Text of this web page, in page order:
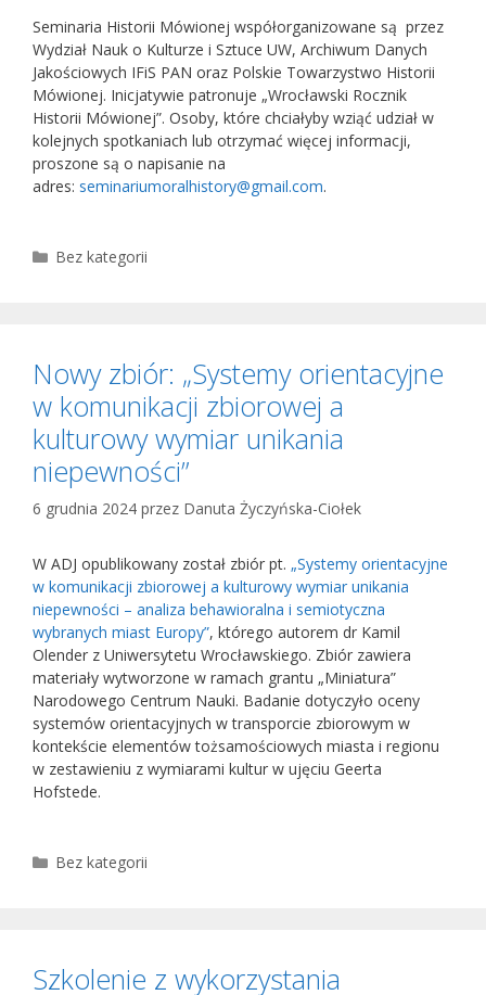
Seminaria Historii Mówionej współorganizowane są przez
Wydział Nauk o Kulturze i Sztuce UW, Archiwum Danych
Jakościowych IFiS PAN oraz Polskie Towarzystwo Historii
Mówionej. Inicjatywie patronuje „Wrocławski Rocznik
Historii Mówionej”. Osoby, które chciałyby wziąć udział w
kolejnych spotkaniach lub otrzymać więcej informacji,
proszone są o napisanie na
adres: seminariumoralhistory@gmail.com.
Kategorie
Bez kategorii
Nowy zbiór: „Systemy orientacyjne
w komunikacji zbiorowej a
kulturowy wymiar unikania
niepewności”
6 grudnia 2024 przez Danuta Życzyńska-Ciołek
W ADJ opublikowany został zbiór pt. „Systemy orientacyjne
w komunikacji zbiorowej a kulturowy wymiar unikania
niepewności – analiza behawioralna i semiotyczna
wybranych miast Europy”, którego autorem dr Kamil
Olender z Uniwersytetu Wrocławskiego. Zbiór zawiera
materiały wytworzone w ramach grantu „Miniatura”
Narodowego Centrum Nauki. Badanie dotyczyło oceny
systemów orientacyjnych w transporcie zbiorowym w
kontekście elementów tożsamościowych miasta i regionu
w zestawieniu z wymiarami kultur w ujęciu Geerta
Hofstede.
Kategorie
Bez kategorii
Szkolenie z wykorzystania